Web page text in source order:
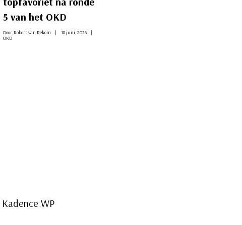
5 van het OKD
Door Robert van Rekom
18 juni, 2026
OKD
Kadence WP